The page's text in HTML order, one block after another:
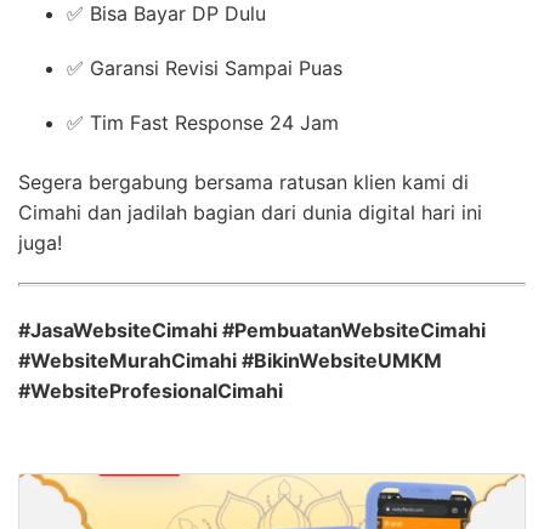
✅ Bisa Bayar DP Dulu
✅ Garansi Revisi Sampai Puas
✅ Tim Fast Response 24 Jam
Segera bergabung bersama ratusan klien kami di
Cimahi dan jadilah bagian dari dunia digital hari ini
juga!
#JasaWebsiteCimahi #PembuatanWebsiteCimahi
#WebsiteMurahCimahi #BikinWebsiteUMKM
#WebsiteProfesionalCimahi